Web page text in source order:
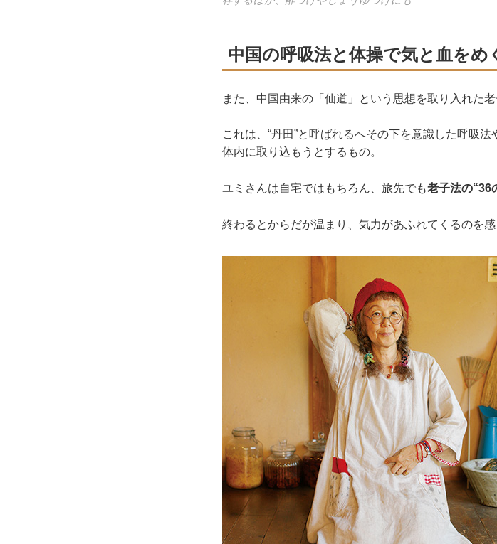
中国の呼吸法と体操で気と血を
また、中国由来の「仙道」という思想を取り入れた
これは、“丹田”と呼ばれるへその下を意識した呼吸
体内に取り込もうとするもの。
ユミさんは自宅ではもちろん、旅先でも老子法の“36
終わるとからだが温まり、気力があふれてくるのを感